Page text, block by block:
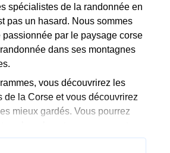
spécialistes de la randonnée en
pas un hasard. Nous sommes
passionnée par le paysage corse
dans ses montagnes
vous découvrirez les
de la Corse et vous découvrirez
mieux gardés. Vous pourrez
explorer la nature sauvage et
Venez nous rejoindre !